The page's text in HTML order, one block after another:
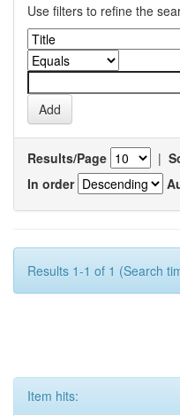
Use filters to refine the
Results/Page |
In order
Results 1-1 of 1 (Search
Item hits: